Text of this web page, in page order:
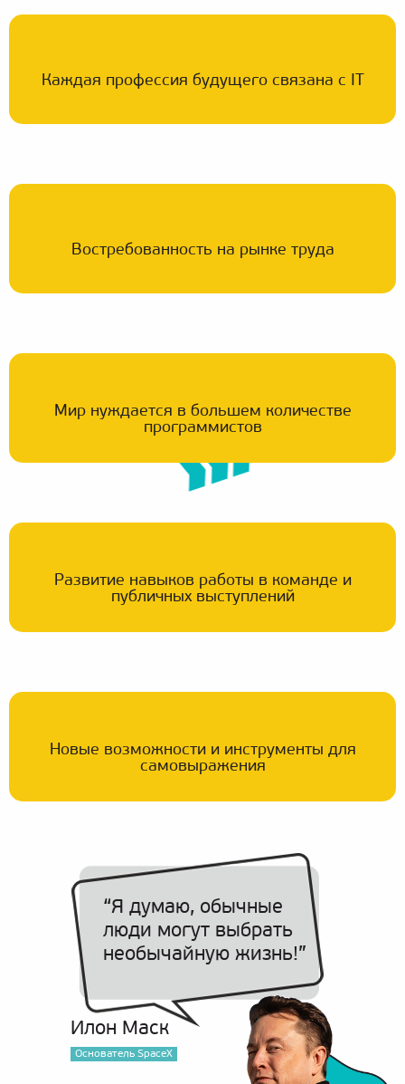
Каждая профессия будущего связана с IT
Востребованность на рынке труда
Мир нуждается в большем количестве
программистов
Развитие навыков работы в команде и
публичных выступлений
Новые возможности и инструменты для
самовыражения
“Я думаю, обычные
люди могут выбрать
необычайную жизнь!”
Илон Маск
Основатель SpaceX